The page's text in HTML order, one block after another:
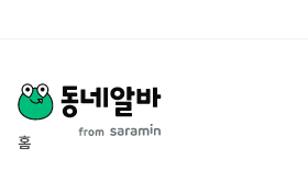
홈